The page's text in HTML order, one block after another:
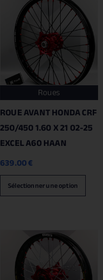
Roues
ROUE AVANT HONDA CRF
250/450 1.60 X 21 02-25
EXCEL A60 HAAN
639.00€
Sélectionner une option